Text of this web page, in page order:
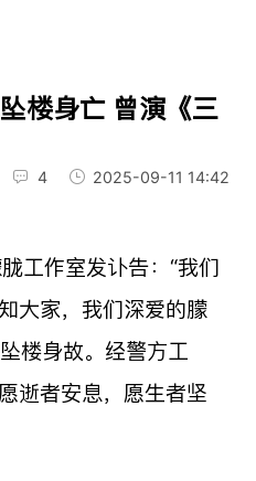
楼身亡 曾演《三
4 2025-09-11 14:42
工作室发讣告：“我们
大家，我们深爱的朦
楼身故。经警方工
逝者安息，愿生者坚